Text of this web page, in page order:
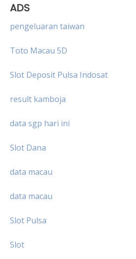
ADS
pengeluaran taiwan
Toto Macau 5D
Slot Deposit Pulsa Indosat
result kamboja
data sgp hari ini
Slot Dana
data macau
data macau
Slot Pulsa
Slot